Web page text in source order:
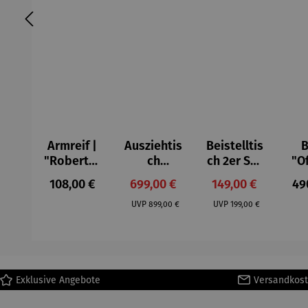
Armreif |
"Roberta"
– Anna
Mütz
Regulärer Preis:
108,00 €
Ausziehtis
ch
Aluminium
– Valor
Verkaufspreis:
699,00 €
UVP Regulärer Preis:
899,00 €
Beistelltis
ch 2er Set
– Dalias
Verkaufspreis:
149,00 €
UVP Regulärer Preis:
199,00 €
Exklusive Angebote